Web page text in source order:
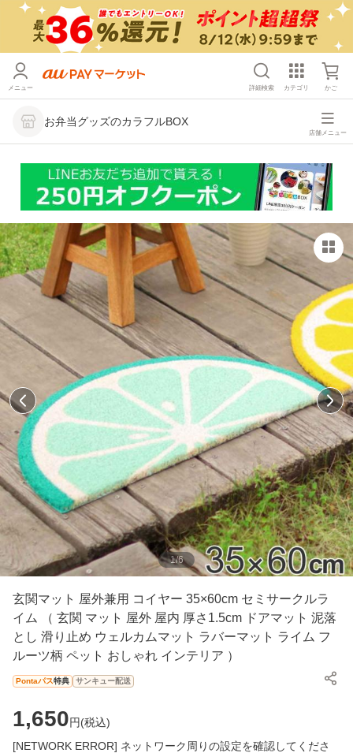
メニュー 詳細検索 カテゴリ かご
お弁当グッズのカラフルBOX
店舗メニュー
1/6
玄関マット 屋外兼用 コイヤー 35×60cm セミサークルラ
イム （ 玄関 マット 屋外 屋内 厚さ1.5cm ドアマット 泥落
とし 滑り止め ウェルカムマット ラバーマット ライム フ
ルーツ柄 ペット おしゃれ インテリア ）
Pontaパス特典 サンキュー配送
1,650円(税込)
[NETWORK ERROR] ネットワーク周りの設定を確認してくださ